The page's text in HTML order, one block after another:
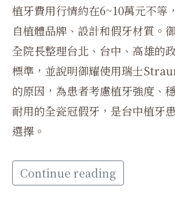
植牙費用行情約在6~10萬元不等
自植體品牌、設計和假牙材質。
全院長整理台北、台中、高雄的
標準，並說明御耀使用瑞士
的原因，為患者考慮植牙強度、
耐用的全瓷冠假牙，是台中植牙
選擇。
Continue reading